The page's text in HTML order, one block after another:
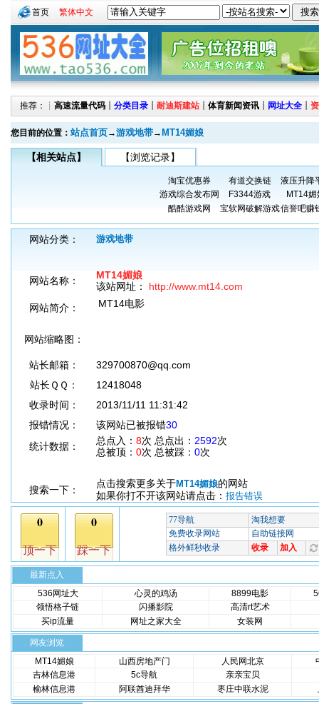
首页 繁体中文
推荐：┊ 高速流量代码 ┊ 分类目录 ┊ 耐迪斯建站 ┊ 体育新闻资讯 ┊ 网址大全 ┊
您目前的位置： 站点首页→游戏地带→ MT14媚娘
【相关站点】 【浏览记录】
淘宝优惠券 有道交换链
液压升降
游戏综合发布网
F3344游戏
MT14媚
酷酷游戏网
宝软网破解游戏信誉吧赚
网站分类： 游戏地带
网站名称：
MT14媚娘
该站网址： http://www.mt14.com
网站简介：
MT14电影
网站缩略图：
站长邮箱：
329700870@qq.com
站长ＱＱ：
12418048
收录时间：
2013/11/11 11:31:42
报错情况：
该网站已被报错30
统计数据：
总点入： 8次 总点出： 2592次
总被顶： 0次 总被踩： 0次
搜索一下：
点击搜索更多关于MT14媚娘的网站
如果你打不开该网站请点击： 报告错误
最新点入
536网址大
心灵的鸡汤 8899电影
领悟格子链
闪播影院
高清rt艺术
买ip流量
网址之家大全 女装网
网友浏览
MT14媚娘
山西房地产门 人民网北京
吉林信息港
5c导航
亲亲宝贝
榆林信息港
阿联酋迪拜华 枣庄中联水泥